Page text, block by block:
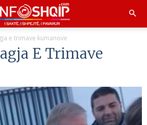
e trimave kumanove
E Trimave